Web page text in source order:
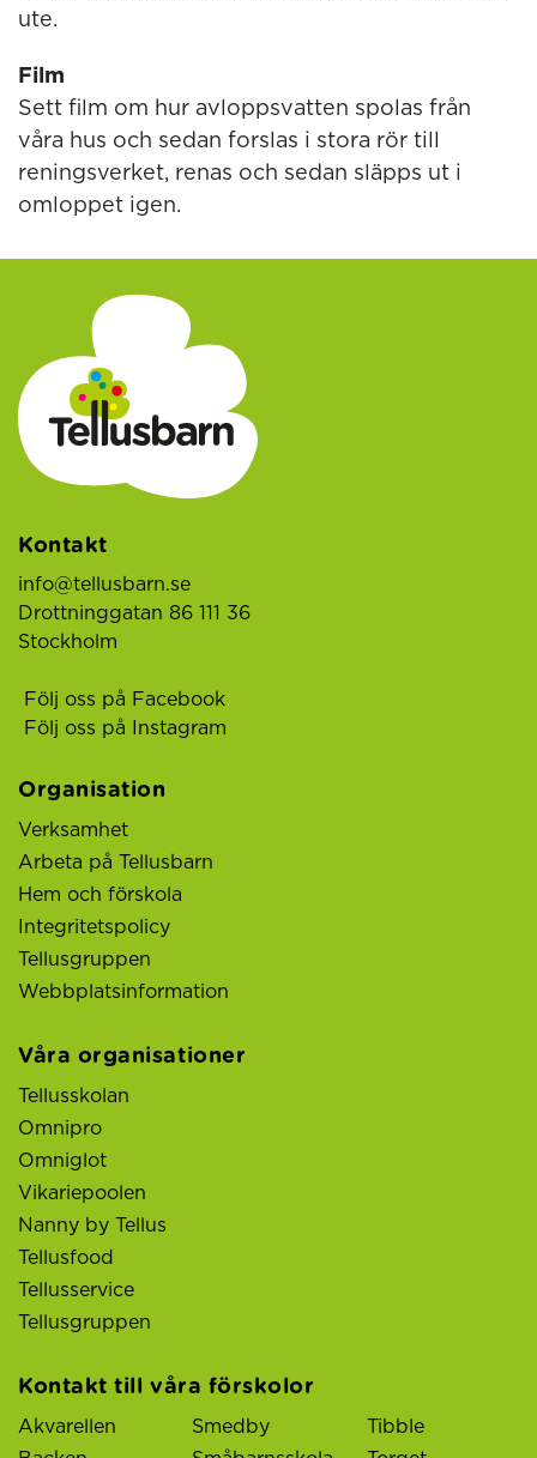
ute.
Film
Sett film om hur avloppsvatten spolas från
våra hus och sedan forslas i stora rör till
reningsverket, renas och sedan släpps ut i
omloppet igen.
Kontakt
info@tellusbarn.se
Drottninggatan 86 111 36
Stockholm
Följ oss på Facebook
Följ oss på Instagram
Organisation
Verksamhet
Arbeta på Tellusbarn
Hem och förskola
Integritetspolicy
Tellusgruppen
Webbplatsinformation
Våra organisationer
Tellusskolan
Omnipro
Omniglot
Vikariepoolen
Nanny by Tellus
Tellusfood
Tellusservice
Tellusgruppen
Kontakt till våra förskolor
Akvarellen
Smedby
Tibble